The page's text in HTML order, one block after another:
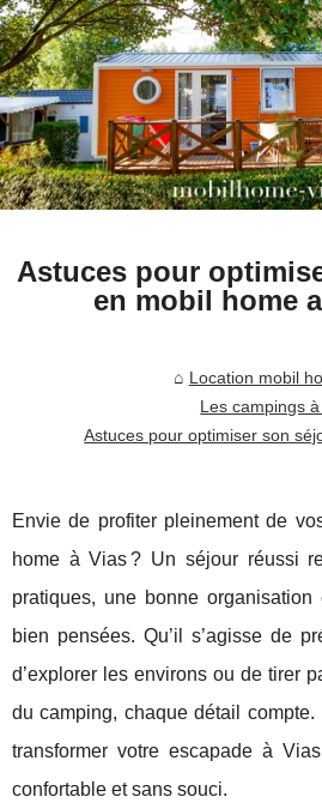
Astuces pour
en mobil home
Location mobil
Les campings
Astuces pour optimiser son
Envie de profiter pleinement de
home à Vias ? Un séjour réussi
pratiques, une bonne
bien pensées. Qu’il s’agisse de
d’explorer les environs ou de tirer
du camping, chaque détail compte.
transformer votre escapade à
confortable et sans souci.